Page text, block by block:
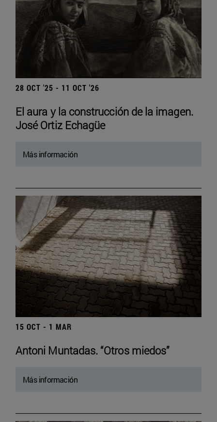
28 OCT '25 - 11 OCT '26
El aura y la construcción de la imagen.
José Ortiz Echagüe
Más información
15 OCT - 1 MAR
Antoni Muntadas. “Otros miedos”
Más información